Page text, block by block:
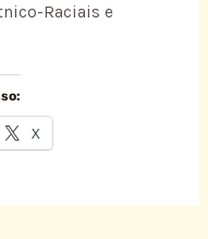
Raciais e
X